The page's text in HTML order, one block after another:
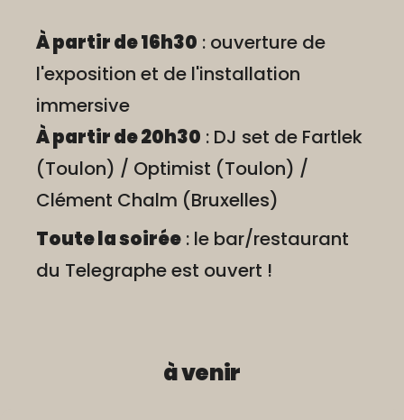
À partir de 16h30 : ouverture de
l'exposition et de l'installation
immersive
À partir de 20h30 : DJ set de Fartlek
(Toulon) / Optimist (Toulon) /
Clément Chalm (Bruxelles)
Toute la soirée : le bar/restaurant
du Telegraphe est ouvert !
à venir